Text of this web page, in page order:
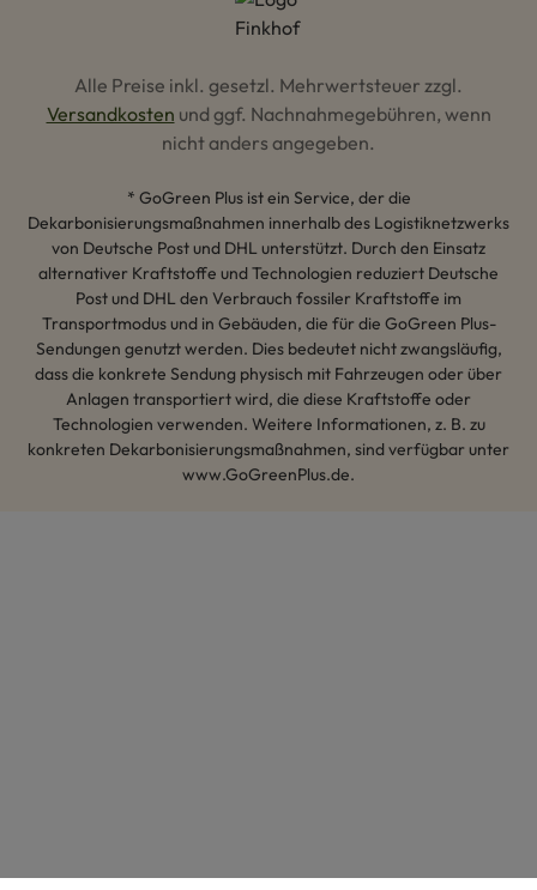
Alle Preise inkl. gesetzl. Mehrwertsteuer zzgl.
Versandkosten und ggf. Nachnahmegebühren, wenn
nicht anders angegeben.
* GoGreen Plus ist ein Service, der die
Dekarbonisierungsmaßnahmen innerhalb des Logistiknetzwerks
von Deutsche Post und DHL unterstützt. Durch den Einsatz
alternativer Kraftstoffe und Technologien reduziert Deutsche
Post und DHL den Verbrauch fossiler Kraftstoffe im
Transportmodus und in Gebäuden, die für die GoGreen Plus-
Sendungen genutzt werden. Dies bedeutet nicht zwangsläufig,
dass die konkrete Sendung physisch mit Fahrzeugen oder über
Anlagen transportiert wird, die diese Kraftstoffe oder
Technologien verwenden. Weitere Informationen, z. B. zu
konkreten Dekarbonisierungsmaßnahmen, sind verfügbar unter
www.GoGreenPlus.de.